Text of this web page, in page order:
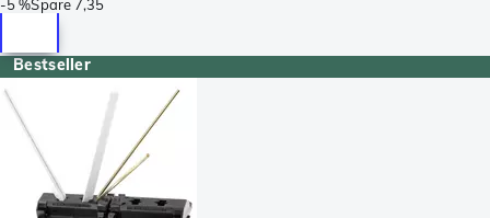
-5 %Spare 7,35
Bestseller